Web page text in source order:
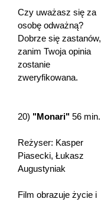
Czy uważasz się za
osobę odważną?
Dobrze się zastanów,
zanim Twoja opinia
zostanie
zweryfikowana.
20) "Monari" 56 min.
Reżyser: Kasper
Piasecki, Łukasz
Augustyniak
Film obrazuje życie i